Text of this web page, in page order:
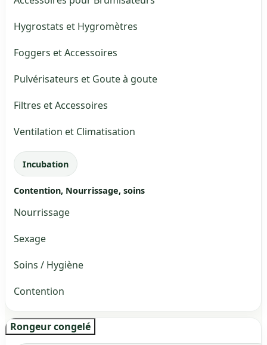
Hygrostats et Hygromètres
Foggers et Accessoires
Pulvérisateurs et Goute à goute
Filtres et Accessoires
Ventilation et Climatisation
Incubation
Contention, Nourrissage, soins
Nourrissage
Sexage
Soins / Hygiène
Contention
Rongeur congelé